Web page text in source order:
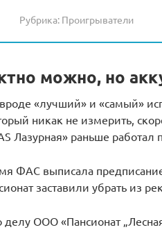
Рубрика: Проигрыватели
можно, но
«лучший» и «самый»
никак не измерить,
Лазурная» раньше
ФАС выписала предписание
заставили убрать из
ООО «Пансионат